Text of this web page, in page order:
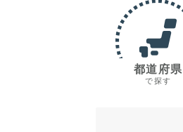
都道府県
で探す